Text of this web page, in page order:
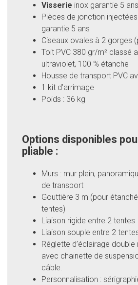
Visserie inox garantie 5 ans
Pièces de jonction
garantie 5 ans
Ciseaux ovales à 2 gorges
Toit PVC 380 gr/m² classé
ultraviolet, 100 % étanche
Housse de transport PVC
1 kit d’arrimage
Poids : 36 kg
Options disponibles
pliable :
Murs : mur plein,
de transport
Gouttière 3 m (pour
tentes)
Liaison rigide entre 2 tentes
Liaison souple entre 2
Réglette d’éclairage
avec chainette de
câble.
Personnalisation :